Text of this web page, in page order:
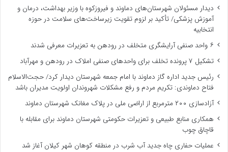
دیدار مسئولان شهرستان‌های دماوند و فیروزکوه با وزیر بهداشت، درمان و
آموزش پزشکی/ تأکید بر لزوم تقویت زیرساخت‌های سلامت در حوزه
انتخابیه
۶ واحد صنفی آرایشگری متخلف در رودهن به تعزیرات معرفی شدند
تشکیل ۷ پرونده تخلف برای واحدهای صنفی املاک در رودهن و مهرآباد
رئیس جدید اداره گاز دماوند با امام جمعه شهرستان دیدار کرد/ حجت‌الاسلام
فتاح دماوندی: تکریم مردم و رفع مشکلات شهروندان اولویت مدیران باشد
آزادسازی ۲۰۰ مترمربع از اراضی ملی در پلاک مغانک شهرستان دماوند
همکاری منابع طبیعی و تعزیرات حکومتی شهرستان دماوند برای مقابله با
قاچاق چوب
عملیات حفاری چاه جدید آب شرب در منطقه کوهان شهر کیلان آغاز شد